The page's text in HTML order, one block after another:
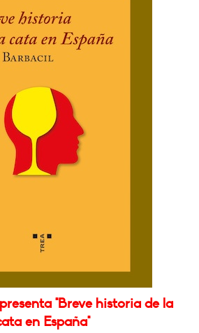
"Breve historia de la
en España"